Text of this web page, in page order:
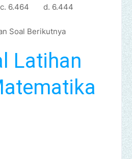
c. 6.464 d. 6.444
Soal Berikutnya
Latihan